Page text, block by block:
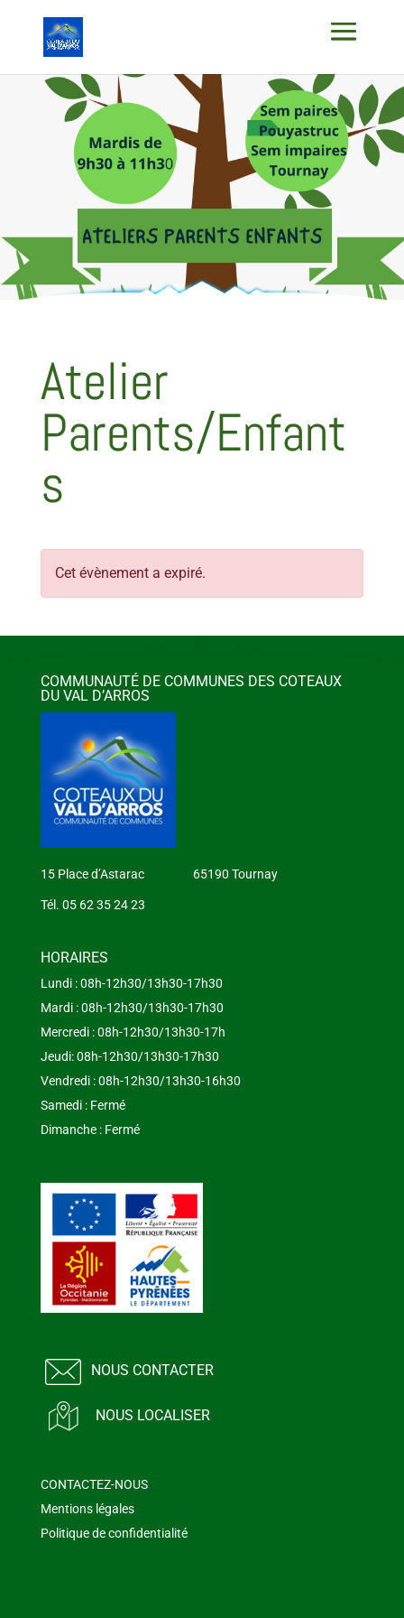
Atelier
Parents/
Atelier
Parents/Enfant
s
Cet évènement a expiré.
COMMUNAUTÉ DE COMMUNES DES COTEAUX
DU VAL D’ARROS
15 Place d’Astarac 65190 Tournay
Tél. 05 62 35 24 23
HORAIRES
Lundi : 08h-12h30/13h30-17h30
Mardi : 08h-12h30/13h30-17h30
Mercredi : 08h-12h30/13h30-17h
Jeudi: 08h-12h30/13h30-17h30
Vendredi : 08h-12h30/13h30-16h30
Samedi : Fermé
Dimanche : Fermé
NOUS CONTACTER
NOUS LOCALISER
CONTACTEZ-NOUS
Mentions légales
Politique de confidentialité